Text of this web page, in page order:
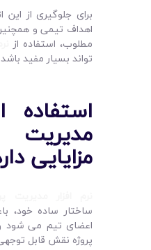
برای جلوگیری از
اهداف تیمی و
مطلوب، استفاده از
تواند بسیار مفید باشد.
استفاده
مدیریت
مزایایی
ساختار ساده خود،
اعضای تیم می شود
پروژه نقش قابل